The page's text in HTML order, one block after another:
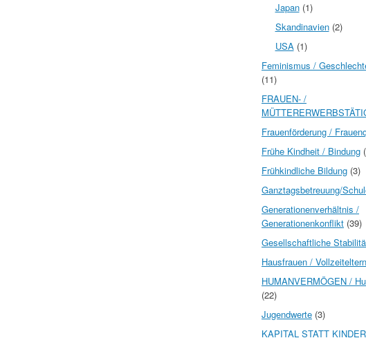
Japan(1)
Skandinavien(2)
USA(1)
Feminismus /
(11)
FRAUEN- /
Frauenförderung /
Frühe Kindheit / Bindung
Frühkindliche Bildung (3)
Ganztagsbetreuung/
Generationenverhältnis /
Generationenkonflikt (39)
Gesellschaftliche
Hausfrauen / Vollzeiteltern
HUMANVERMÖGEN /
(22)
Jugendwerte (3)
KAPITAL STATT KINDER